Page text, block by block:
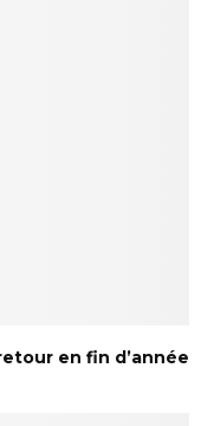
en fin d’année